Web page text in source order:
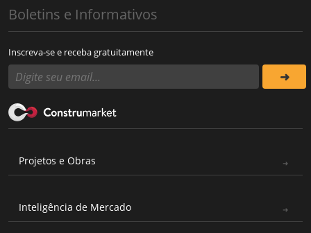
Boletins e Informativos
Inscreva-se e receba gratuitamente
Projetos e Obras
Inteligência de Mercado